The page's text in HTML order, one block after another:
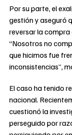
Por su parte, el
gestión y aseguró
reversar la
“Nosotros no
que hicimos fue
inconsistencias”,
El caso ha tenido
nacional.
cuestionó la
perseguido por